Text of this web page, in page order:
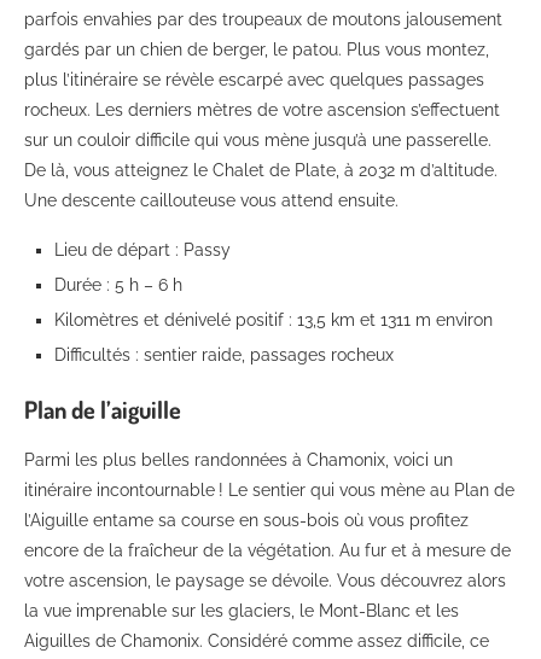
parfois envahies par des troupeaux de moutons jalousement
gardés par un chien de berger, le patou. Plus vous montez,
plus l’itinéraire se révèle escarpé avec quelques passages
rocheux. Les derniers mètres de votre ascension s’effectuent
sur un couloir difficile qui vous mène jusqu’à une passerelle.
De là, vous atteignez le Chalet de Plate, à 2032 m d’altitude.
Une descente caillouteuse vous attend ensuite.
Lieu de départ : Passy
Durée : 5 h – 6 h
Kilomètres et dénivelé positif : 13,5 km et 1311 m environ
Difficultés : sentier raide, passages rocheux
Plan de l’aiguille
Parmi les plus belles randonnées à Chamonix, voici un
itinéraire incontournable ! Le sentier qui vous mène au Plan de
l’Aiguille entame sa course en sous-bois où vous profitez
encore de la fraîcheur de la végétation. Au fur et à mesure de
votre ascension, le paysage se dévoile. Vous découvrez alors
la vue imprenable sur les glaciers, le Mont-Blanc et les
Aiguilles de Chamonix. Considéré comme assez difficile, ce